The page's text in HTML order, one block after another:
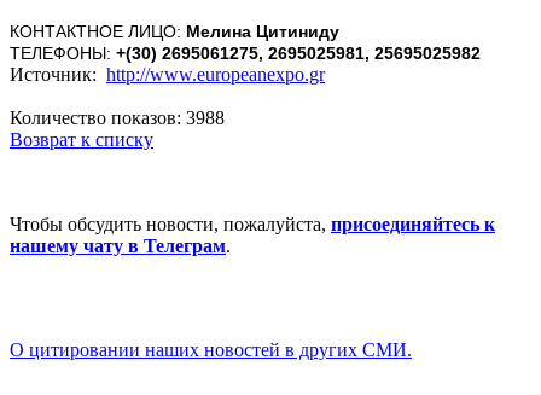
КОНТАКТНОЕ ЛИЦО: Мелина Цитиниду
ТЕЛЕФОНЫ: +(30) 2695061275, 2695025981, 25695025982
Источник: http://www.europeanexpo.gr
Количество показов: 3988
Возврат к списку
Чтобы обсудить новости, пожалуйста, присоединяйтесь к
нашему чату в Телеграм.
О цитировании наших новостей в других СМИ.